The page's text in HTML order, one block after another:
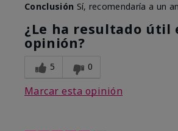
Conclusión Sí, recomendaría a un
¿Le ha resultado útil
opinión?
5 0
Marcar esta opinión